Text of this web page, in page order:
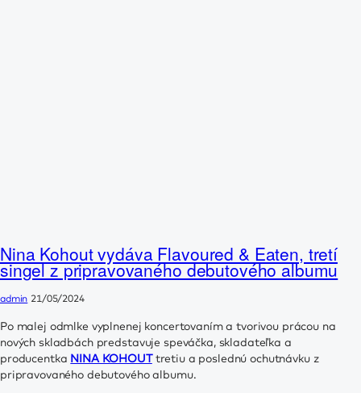
Nina Kohout vydáva Flavoured & Eaten, tretí
singel z pripravovaného debutového albumu
admin 21/05/2024
Po malej odmlke vyplnenej koncertovaním a tvorivou prácou na
nových skladbách predstavuje speváčka, skladateľka a
producentka NINA KOHOUTtretiu a poslednú ochutnávku z
pripravovaného debutového albumu.